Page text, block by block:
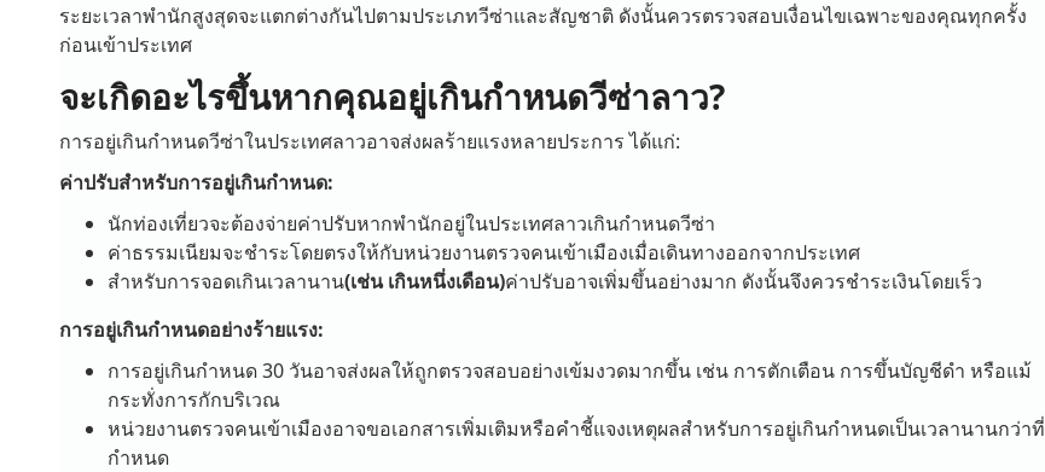
ระยะเวลาพำนักสูงสุดจะแตกต่างกันไปตามประเภทวีซ่าและสัญชาติ ดังนั้นควรตรวจสอบเงื่อนไขเฉพาะของคุณทุกครั้ง
ก่อนเข้าประเทศ
จะเกิดอะไรขึ้นหากคุณอยู่เกินกำหนดวีซ่าลาว?
การอยู่เกินกำหนดวีซ่าในประเทศลาวอาจส่งผลร้ายแรงหลายประการ ได้แก่:
ค่าปรับสำหรับการอยู่เกินกำหนด:
นักท่องเที่ยวจะต้องจ่ายค่าปรับหากพำนักอยู่ในประเทศลาวเกินกำหนดวีซ่า
ค่าธรรมเนียมจะชำระโดยตรงให้กับหน่วยงานตรวจคนเข้าเมืองเมื่อเดินทางออกจากประเทศ
สำหรับการจอดเกินเวลานาน(เช่น เกินหนึ่งเดือน)ค่าปรับอาจเพิ่มขึ้นอย่างมาก ดังนั้นจึงควรชำระเงินโดยเร็ว
การอยู่เกินกำหนดอย่างร้ายแรง:
การอยู่เกินกำหนด 30 วันอาจส่งผลให้ถูกตรวจสอบอย่างเข้มงวดมากขึ้น เช่น การตักเตือน การขึ้นบัญชีดำ หรือแม้
กระทั่งการกักบริเวณ
หน่วยงานตรวจคนเข้าเมืองอาจขอเอกสารเพิ่มเติมหรือคำชี้แจงเหตุผลสำหรับการอยู่เกินกำหนดเป็นเวลานานกว่าที่
กำหนด